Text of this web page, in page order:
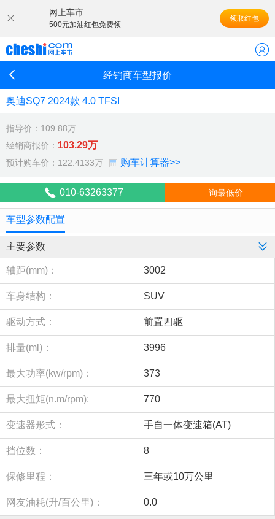
网上车市
500元加油红包免费领
领取红包
经销商车型报价
奥迪SQ7 2024款 4.0 TFSI
指导价：109.88万
经销商报价： 103.29万
预计购车价：122.4133万 购车计算器>>
010-63263377 询最低价
车型参数配置
主要参数
轴距(mm)： 3002
车身结构： SUV
驱动方式： 前置四驱
排量(ml)： 3996
最大功率(kw/rpm)： 373
最大扭矩(n.m/rpm): 770
变速器形式： 手自一体变速箱(AT)
挡位数： 8
保修里程： 三年或10万公里
网友油耗(升/百公里)： 0.0